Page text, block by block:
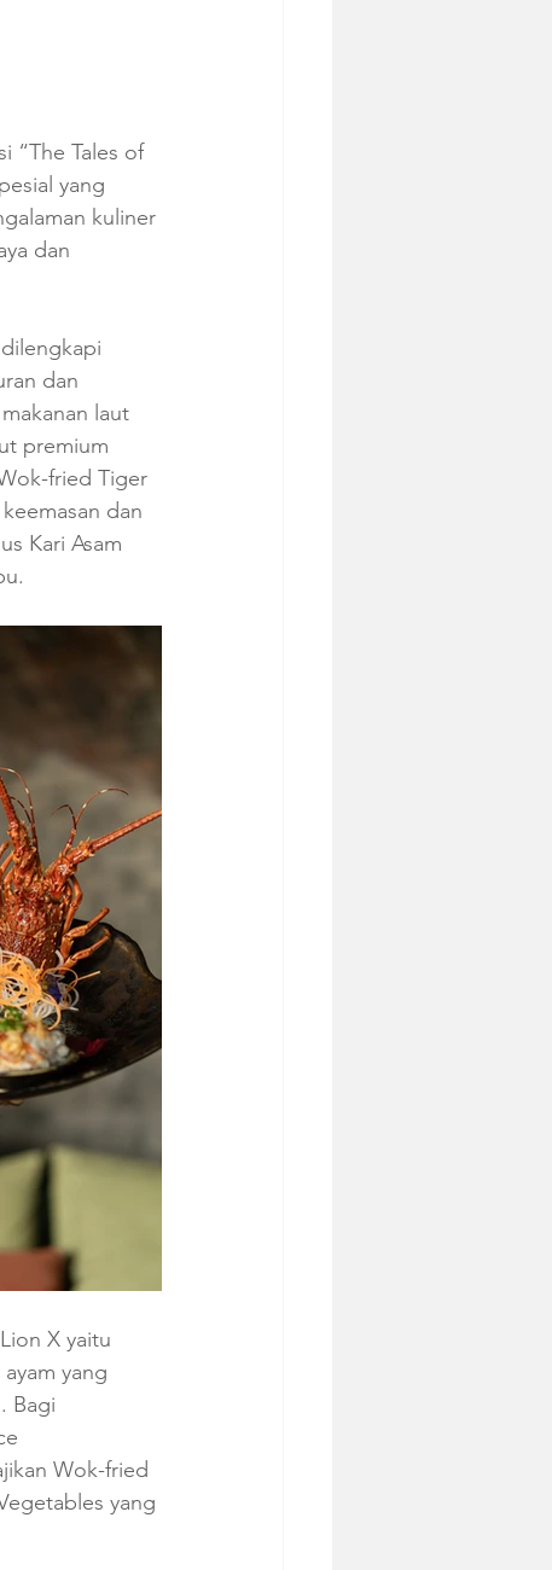
“The Tales of
yang
kuliner
dan
dan
laut
premium
fried Tiger
dan
Kari Asam
X yaitu
yang
Bagi
Wok-fried
yang